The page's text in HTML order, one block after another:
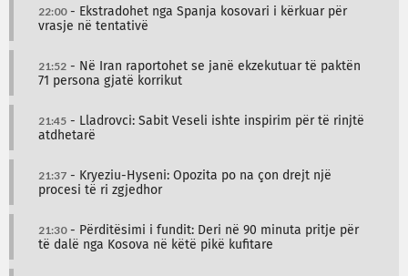
22:00- Ekstradohet nga Spanja kosovari i kërkuar për
vrasje në tentativë
21:52 - Në Iran raportohet se janë ekzekutuar të paktën
71 persona gjatë korrikut
21:45 - Lladrovci: Sabit Veseli ishte inspirim për të rinjtë
atdhetarë
21:37 - Kryeziu-Hyseni: Opozita po na çon drejt një
procesi të ri zgjedhor
21:30- Përditësimi i fundit: Deri në 90 minuta pritje për
të dalë nga Kosova në këtë pikë kufitare